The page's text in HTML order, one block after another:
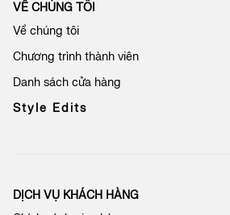
ý
n
ậ
n
b
ả
c
ủ
VỀ CHÚNG TÔI
Về chúng tôi
Chương trình thành viên
Danh sách cửa hàng
Style Edits
DỊCH VỤ KHÁCH HÀNG